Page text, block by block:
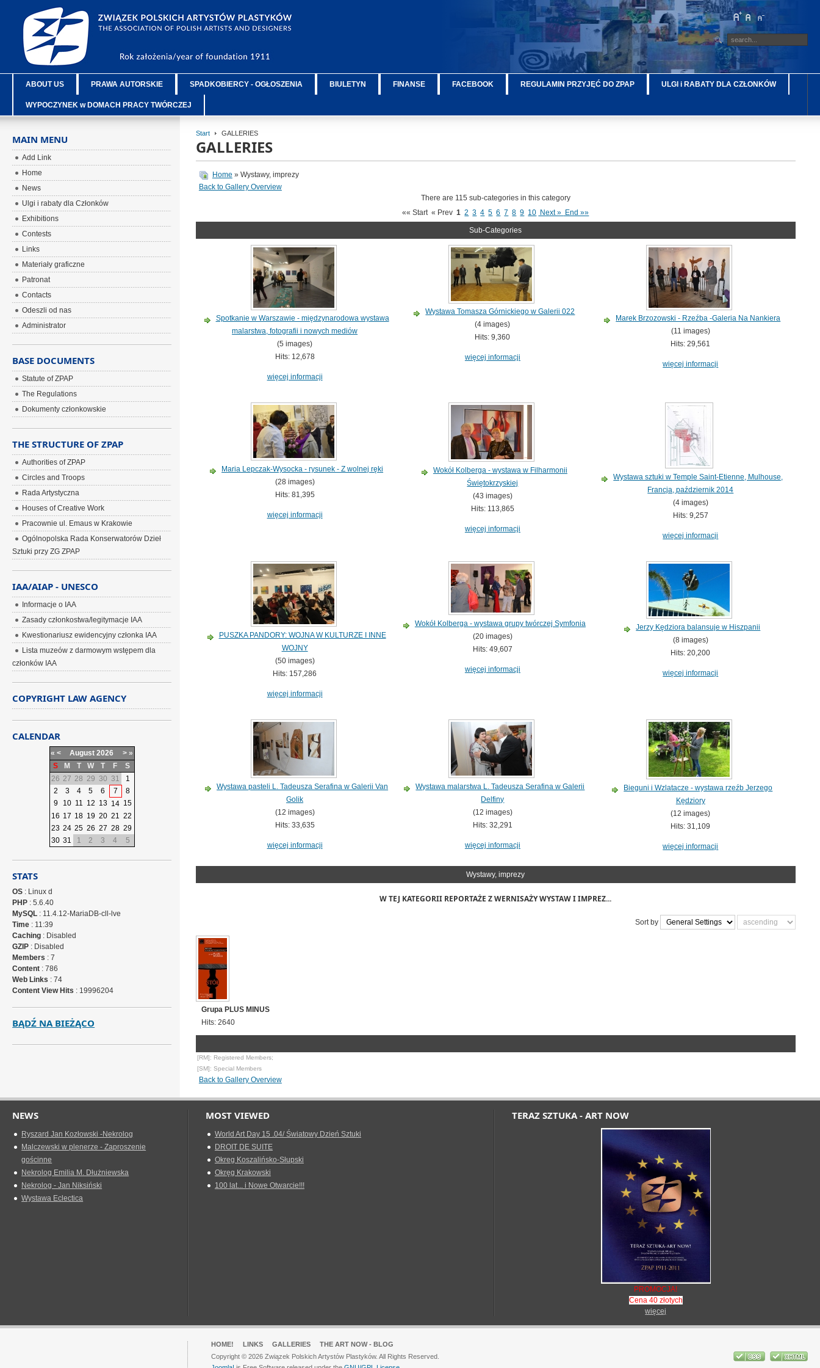
ABOUT US PRAWA AUTORSKIE SPADKOBIERCY - OGŁOSZENIA BIULETYN FINANSE FACEBOOK REGULAMIN PRZYJĘĆ DO ZPAP ULGI i RABATY DLA CZŁONKÓW
WYPOCZYNEK w DOMACH PRACY TWÓRCZEJ
Start GALLERIES
GALLERIES
Home » Wystawy, imprezy
Back to Gallery Overview
There are 115 sub-categories in this category
«« Start« Prev1 2 3 4 5 6 7 8 9 10 Next » End »»
Sub-Categories
Spotkanie w Warszawie - międzynarodowa wystawa
malarstwa, fotografii i nowych mediów
(5 images)
Hits: 12,678
więcej informacji
Wystawa Tomasza Górnickiego w Galerii 022
(4 images)
Hits: 9,360
więcej informacji
Marek Brzozowski - Rzeźba -Galeria Na Nankiera
(11 images)
Hits: 29,561
więcej informacji
Maria Lepczak-Wysocka - rysunek - Z wolnej ręki
(28 images)
Hits: 81,395
więcej informacji
Wokół Kolberga - wystawa w Filharmonii
Świętokrzyskiej
(43 images)
Hits: 113,865
więcej informacji
Wystawa sztuki w Temple Saint-Etienne, Mulhouse,
Francja, październik 2014
(4 images)
Hits: 9,257
więcej informacji
PUSZKA PANDORY: WOJNA W KULTURZE I INNE
WOJNY
(50 images)
Hits: 157,286
więcej informacji
Wokół Kolberga - wystawa grupy twórczej Symfonia
(20 images)
Hits: 49,607
więcej informacji
Jerzy Kędziora balansuje w Hiszpanii
(8 images)
Hits: 20,200
więcej informacji
Wystawa pasteli L. Tadeusza Serafina w Galerii Van
Golik
(12 images)
Hits: 33,635
więcej informacji
Wystawa malarstwa L. Tadeusza Serafina w Galerii
Delfiny
(12 images)
Hits: 32,291
więcej informacji
Bieguni i Wzlatacze - wystawa rzeźb Jerzego
Kędziory
(12 images)
Hits: 31,109
więcej informacji
Wystawy, imprezy
W TEJ KATEGORII REPORTAŻE Z WERNISAŻY WYSTAW I IMPREZ...
Sort by
Grupa PLUS MINUS
Hits: 2640
[RM]: Registered Members;
[SM]: Special Members
Back to Gallery Overview
MAIN MENU
Add Link
Home
News
Ulgi i rabaty dla Członków
Exhibitions
Contests
Links
Materiały graficzne
Patronat
Contacts
Odeszli od nas
Administrator
BASE DOCUMENTS
Statute of ZPAP
The Regulations
Dokumenty członkowskie
THE STRUCTURE OF ZPAP
Authorities of ZPAP
Circles and Troops
Rada Artystyczna
Houses of Creative Work
Pracownie ul. Emaus w Krakowie
Ogólnopolska Rada Konserwatorów Dzieł
Sztuki przy ZG ZPAP
IAA/AIAP - UNESCO
Informacje o IAA
Zasady członkostwa/legitymacje IAA
Kwestionariusz ewidencyjny członka IAA
Lista muzeów z darmowym wstępem dla
członków IAA
COPYRIGHT LAW AGENCY
CALENDAR
« < August 2026 > »
S
M T W T F
S
26 27 28 29 30 31
1
2
3 4 5 6 7
8
9
10 11 12 13 14 15
16 17 18 19 20 21 22
23 24 25 26 27 28 29
30 31 1 2 3 4 5
STATS
OS : Linux d
PHP : 5.6.40
MySQL : 11.4.12-MariaDB-cll-lve
Time : 11:39
Caching : Disabled
GZIP : Disabled
Members : 7
Content : 786
Web Links : 74
Content View Hits : 19996204
BĄDŹ NA BIEŻĄCO
NEWS
Ryszard Jan Kozłowski -Nekrolog
Malczewski w plenerze - Zaproszenie
gościnne
Nekrolog Emilia M. Dłużniewska
Nekrolog - Jan Niksiński
Wystawa Eclectica
MOST VIEWED
World Art Day 15 .04/ Światowy Dzień Sztuki
DROIT DE SUITE
Okreg Koszalińsko-Słupski
Okręg Krakowski
100 lat... i Nowe Otwarcie!!!
TERAZ SZTUKA - ART NOW
PROMOCJA!
Cena 40 złotych
więcej
HOME! LINKS GALLERIES
THE ART NOW - BLOG
Copyright © 2026 Związek Polskich Artystów Plastyków. All Rights Reserved.